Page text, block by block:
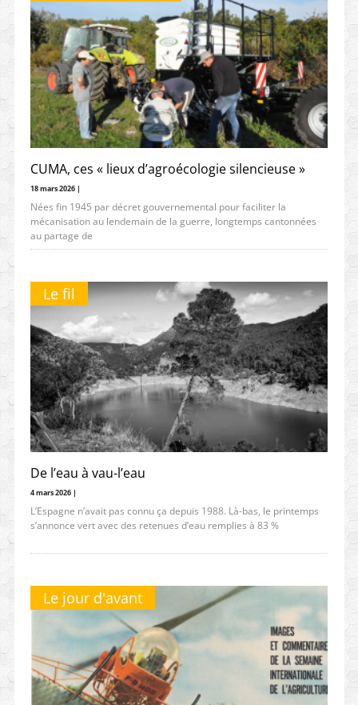
CUMA, ces « lieux d’agroécologie silencieuse »
18 mars 2026 |
Nées fin 1945 par décret gouvernemental pour faciliter la
mécanisation au lendemain de la guerre, longtemps cantonnées
au partage de
Le fil
De l’eau à vau-l’eau
4 mars 2026 |
L’Espagne n’avait pas connu ça depuis 1988. Là-bas, le printemps
s’annonce vert avec des retenues d’eau remplies à 83 %
Le jour d'avant